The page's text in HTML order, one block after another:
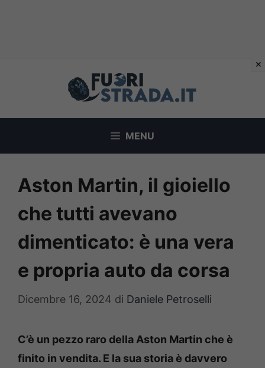
MENU
Aston Martin, il gioiello
che tutti avevano
dimenticato: è una vera
e propria auto da corsa
Dicembre 16, 2024 di Daniele Petroselli
C’è un pezzo raro della Aston Martin che è
finito in vendita. E la sua storia è davvero